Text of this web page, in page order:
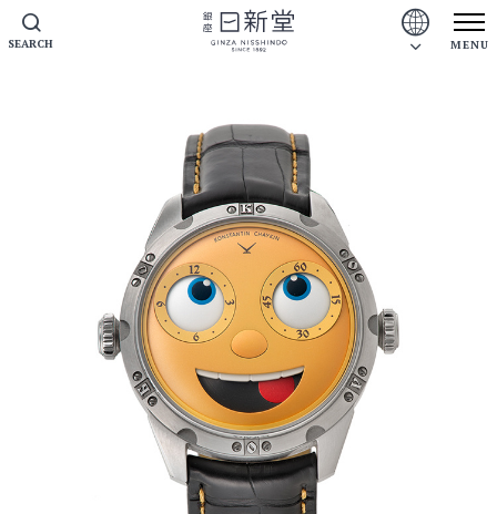
MENU
SEARCH